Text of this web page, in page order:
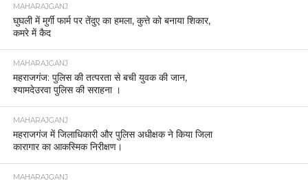
MAHARAJGANJ
घुघली में मुर्गी फार्म पर तेंदुए का हमला, कुत्ते को बनाया शिकार,
कमरे में कैद
MAHARAJGANJ
महराजगंज: पुलिस की तत्परता से बची युवक की जान,
श्यामदेउरवा पुलिस की सराहना ।
MAHARAJGANJ
महराजगंज में जिलाधिकारी और पुलिस अधीक्षक ने किया जिला
कारागार का आकस्मिक निरीक्षण।
MAHARAJGANJ